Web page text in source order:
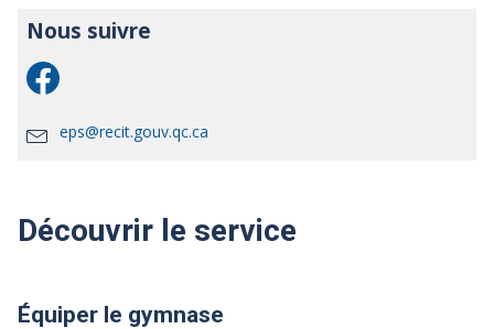
Nous suivre
eps@recit.gouv.qc.ca
Découvrir le service
Équiper le gymnase